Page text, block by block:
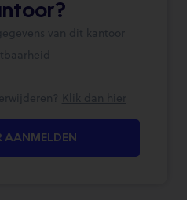
van dit kantoor
Klik dan hier
AANMELDEN